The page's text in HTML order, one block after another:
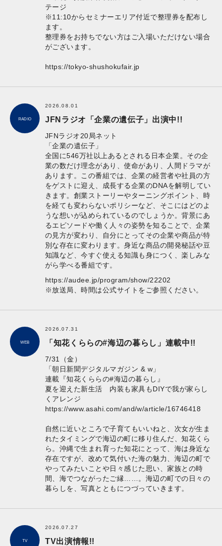
テージ
※11:10からセミナーエリア付近で整理券を配布し
ます。
整理券をお持ちでない方はご入場いただけない場合
がございます。
https://tokyo-shushokufair.jp
RADIO
2026.08.01
JFNラジオ「企業の遺伝子」出演中!!
JFNラジオ20局ネット
「企業の遺伝子」
全国に546万社以上あるとされる日本企業。その企
業の数だけ理念があり、使命があり、人間ドラマが
あります。この番組では、企業の経営者や社員の方
をゲストに迎え、成長する企業のDNAを解明してい
きます。創業ストーリーやターニングポイント、時
を経ても変わらないポリシーなど、そこにはどのよ
うな想いが込められているのでしょうか。背景にあ
るエピソードや働く人々の姿勢を知ることで、企業
の見方が変わり、自分にとってその企業や商品が特
別な存在に変わります。身近な商品の開発秘話や豆
知識など、今すぐ使える知識も身につく、楽しみな
がら学べる番組です。
https://audee.jp/program/show/22202
※放送局、時間は公式サイトをご参照ください。
WEB
2026.07.31
「知花くららの#海辺の暮らし」連載中!!
7/31（金）
「朝日新聞デジタルマガジン & w」
連載『知花くららの#海辺の暮らし』
夏を迎えた新生活 内装も家具もDIYで我が家らし
くアレンジ
https://www.asahi.com/and/w/article/16746418
自然に近いところで子育てもいいねと、次女が生ま
れたタイミングで海辺の町に移り住んだ、知花くら
ら。沖縄で生まれ育った知花にとって、海は身近な
存在ですが、改めて気付いた海の魅力、海辺の町で
やってみたいことや日々感じた思い、家族との時
間、海でつながったご縁……。海辺の町での日々の
暮らしを、写真とともにつづっていきます。
TV
2026.07.27
TV出演情報!!